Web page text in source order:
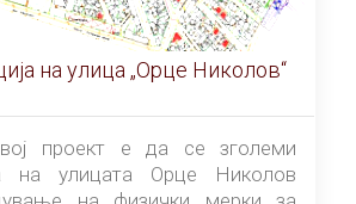
на улица „Орце Николов“
проект е да се зголеми
на улицата Орце Николов